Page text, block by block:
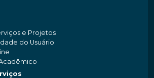
e Projetos
do Usuário